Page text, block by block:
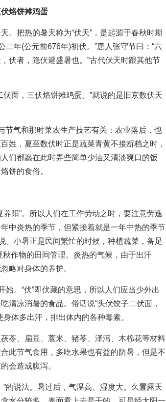
烙饼摊鸡蛋
把热的暑天称为“伏天”，是起源于春秋时期
二年(公元前676年)初伏。”唐人张守节曰：“六
伏者，隐伏避盛暑也。”古代伏天时跟其他节
面，三伏烙饼摊鸡蛋。”就说的是旧京数伏天
气和那时菜农生产技艺有关：农业落后，也
姓，夏至数伏时正是蔬菜青黄不接断档之时，
们都愿在此时弄些简单少油又清淡爽口的饭
饼的食俗。
阳”。所以人们在工作劳动之时，要注意劳逸
中炎热的季节，但紧接着就是一年中热的季节
。小暑正是民间繁忙的时候，种植蔬菜，备足
作物的田间管理。炎热的气候，由于出汗
略对身体的养护。
。“伏”即伏藏的意思，所以人们应当少外出
清凉消暑的食品。俗话说“头伏饺子二伏面，
体多出汗，排出体内的各种毒素。
、扁豆、薏米、猪苓、泽泻、木棉花等材料
此节气食用，多吃水果也有益的防暑，但是不
会造成腹泻。
说法。暑过后，气温高、湿度大。久置露天